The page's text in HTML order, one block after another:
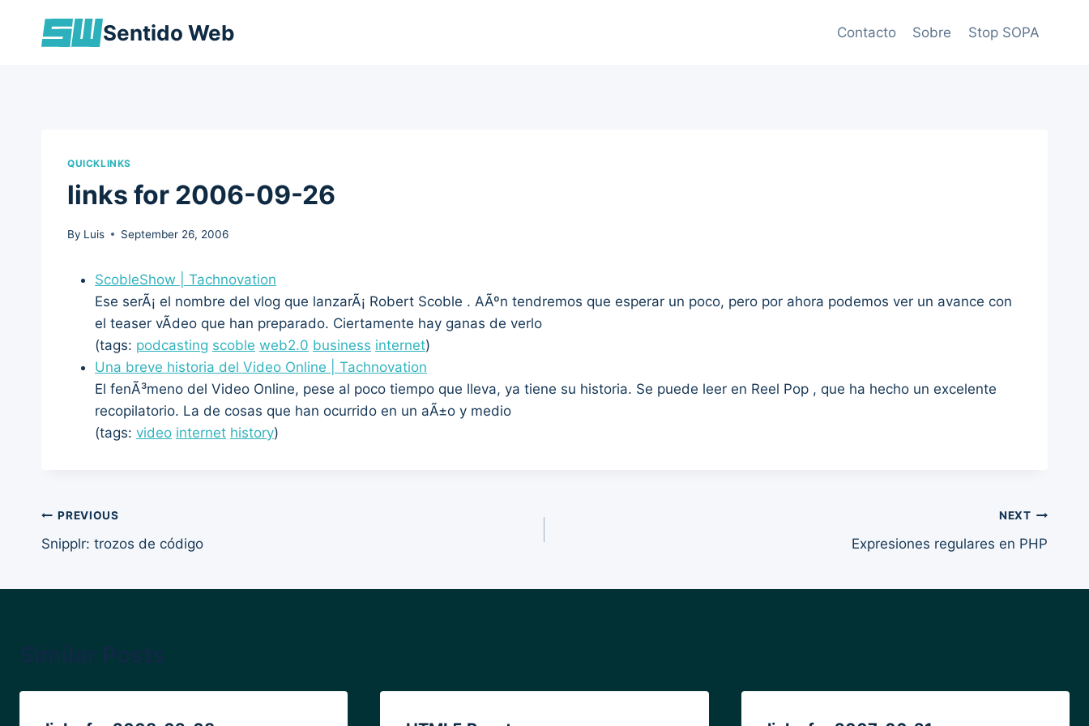
Sentido Web Contacto Sobre Stop SOPA
QUICKLINKS
links for 2006-09-26
By Luis September 26, 2006
ScobleShow | Tachnovation
Ese serÃ¡ el nombre del vlog que lanzarÃ¡ Robert Scoble . AÃºn tendremos que esperar un poco, pero por ahora podemos ver un avance con
el teaser vÃ­deo que han preparado. Ciertamente hay ganas de verlo
(tags: podcasting scoble web2.0 business internet)
Una breve historia del Video Online | Tachnovation
El fenÃ³meno del Video Online, pese al poco tiempo que lleva, ya tiene su historia. Se puede leer en Reel Pop , que ha hecho un excelente
recopilatorio. La de cosas que han ocurrido en un aÃ±o y medio
(tags: video internet history)
Post
navigation
PREVIOUS
Snipplr: trozos de código
NEXT
Expresiones regulares en PHP